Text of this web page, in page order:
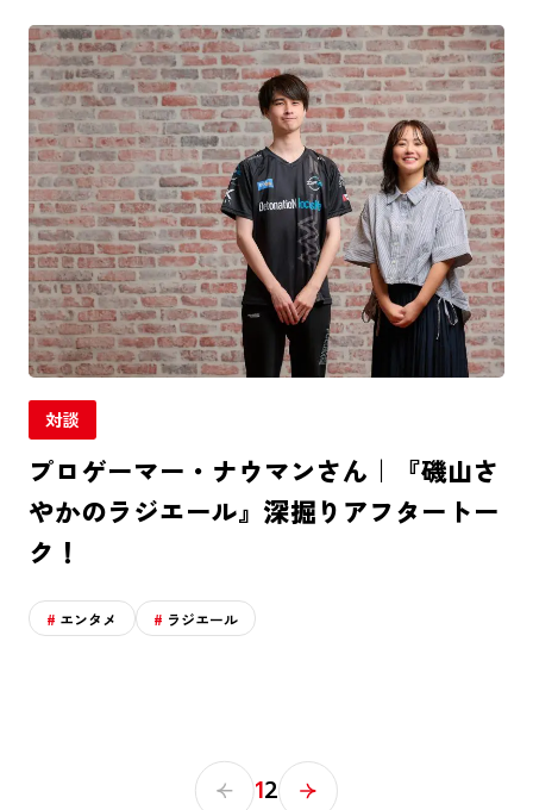
対談
プロゲーマー・ナウマンさん｜『磯山さ
やかのラジエール』深掘りアフタートー
ク！
エンタメ ラジエール
12